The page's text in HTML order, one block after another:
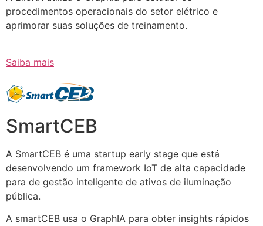
procedimentos operacionais do setor elétrico e
aprimorar suas soluções de treinamento.
Saiba mais
SmartCEB
A SmartCEB é uma startup early stage que está
desenvolvendo um framework IoT de alta capacidade
para de gestão inteligente de ativos de iluminação
pública.
A smartCEB usa o GraphIA para obter insights rápidos